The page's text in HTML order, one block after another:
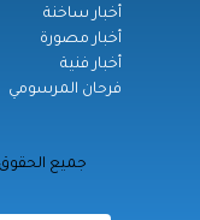
أخبار ساخنة
أخبار مصورة
أخبار فنية
فرحان المرسومي
© جميع الحقوق